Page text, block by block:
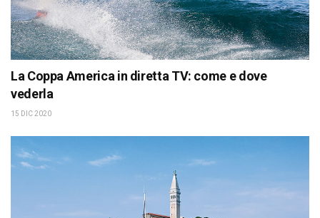
La Coppa America in diretta TV: come e dove
vederla
15 DIC 2020